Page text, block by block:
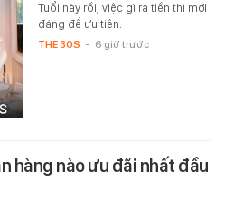
Tuổi này rồi, việc gì ra tiền thì mới
đáng để ưu tiên.
THE 30S - 6 giờ trước
hàng nào ưu đãi nhất đầu